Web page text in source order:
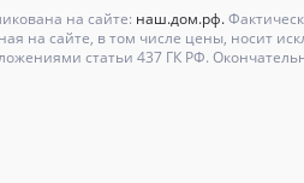
на сайте: наш.дом.рф.
на сайте, в том числе цены, носит
статьи 437 ГК РФ.